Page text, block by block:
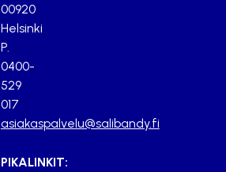
00920
Helsinki
P.
0400-
529
017
asiakaspalvelu@salibandy.fi
PIKALINKIT: